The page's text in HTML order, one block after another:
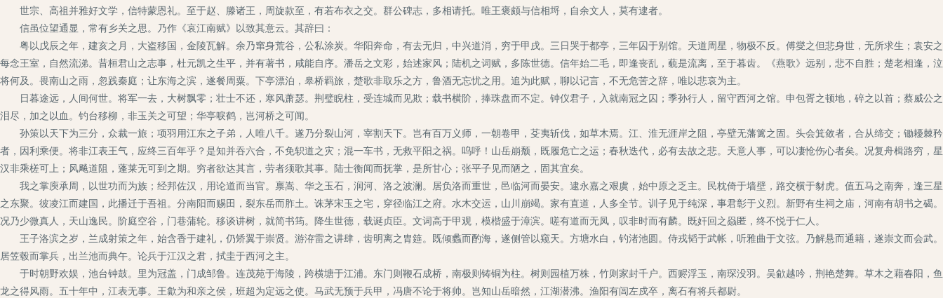
世宗、高祖并雅好文学，信特蒙恩礼。至于赵、滕诸王，周旋款至，有若布衣之交。群公碑志，多相请托。唯王褒颇与信相埒，自余文人，莫有逮者。
信虽位望通显，常有乡关之思。乃作《哀江南赋》以致其意云。其辞曰：
粤以戊辰之年，建亥之月，大盗移国，金陵瓦解。余乃窜身荒谷，公私涂炭。华阳奔命，有去无归，中兴道消，穷于甲戌。三日哭于都亭，三年囚于别馆。天道周星，物极不反。傅燮之但悲身世，无所求生；袁安之
每念王室，自然流涕。昔桓君山之志事，杜元凯之生平，并有著书，咸能自序。潘岳之文彩，始述家风；陆机之词赋，多陈世德。信年始二毛，即逢丧乱，藐是流离，至于暮齿。《燕歌》远别，悲不自胜；楚老相逢，泣
将何及。畏南山之雨，忽践秦庭；让东海之滨，遂餐周粟。下亭漂泊，皋桥羁旅，楚歌非取乐之方，鲁酒无忘忧之用。追为此赋，聊以记言，不无危苦之辞，唯以悲哀为主。
日暮途远，人间何世。将军一去，大树飘零；壮士不还，寒风萧瑟。荆璧睨柱，受连城而见欺；载书横阶，捧珠盘而不定。钟仪君子，入就南冠之囚；季孙行人，留守西河之馆。申包胥之顿地，碎之以首；蔡威公之
泪尽，加之以血。钓台移柳，非玉关之可望；华亭唳鹤，岂河桥之可闻。
孙策以天下为三分，众裁一旅；项羽用江东之子弟，人唯八千。遂乃分裂山河，宰割天下。岂有百万义师，一朝卷甲，芟夷斩伐，如草木焉。江、淮无涯岸之阻，亭壁无藩篱之固。头会箕敛者，合从缔交；锄耰棘矜
者，因利乘便。将非江表王气，应终三百年乎？是知并吞六合，不免轵道之灾；混一车书，无救平阳之祸。呜呼！山岳崩颓，既履危亡之运；春秋迭代，必有去故之悲。天意人事，可以凄怆伤心者矣。况复舟楫路穷，星
汉非乘槎可上；风飚道阻，蓬莱无可到之期。穷者欲达其言，劳者须歌其事。陆士衡闻而抚掌，是所甘心；张平子见而陋之，固其宜矣。
我之掌庾承周，以世功而为族；经邦佐汉，用论道而当官。禀嵩、华之玉石，润河、洛之波澜。居负洛而重世，邑临河而晏安。逮永嘉之艰虞，始中原之乏主。民枕倚于墙壁，路交横于豺虎。值五马之南奔，逢三星
之东聚。彼凌江而建国，此播迁于吾祖。分南阳而赐田，裂东岳而胙土。诛茅宋玉之宅，穿径临江之府。水木交运，山川崩竭。家有直道，人多全节。训子见于纯深，事君彰于义烈。新野有生祠之庙，河南有胡书之碣。
况乃少微真人，天山逸民。阶庭空谷，门巷蒲轮。移谈讲树，就简书筠。降生世德，载诞贞臣。文词高于甲观，模楷盛于漳滨。嗟有道而无凤，叹非时而有麟。既奸回之赑匿，终不悦于仁人。
王子洛滨之岁，兰成射策之年，始含香于建礼，仍矫翼于崇贤。游洊雷之讲肆，齿明离之胄筵。既倾蠡而酌海，遂侧管以窥天。方塘水白，钓渚池圆。侍戎韬于武帐，听雅曲于文弦。乃解悬而通籍，遂崇文而会武。
居笠毂而掌兵，出兰池而典午。论兵于江汉之君，拭圭于西河之主。
于时朝野欢娱，池台钟鼓。里为冠盖，门成邹鲁。连茂苑于海陵，跨横塘于江浦。东门则鞭石成桥，南极则铸铜为柱。树则园植万株，竹则家封千户。西赆浮玉，南琛没羽。吴歈越吟，荆艳楚舞。草木之藉春阳，鱼
龙之得风雨。五十年中，江表无事。王歙为和亲之侯，班超为定远之使。马武无预于兵甲，冯唐不论于将帅。岂知山岳暗然，江湖潜沸。渔阳有闾左戍卒，离石有将兵都尉。